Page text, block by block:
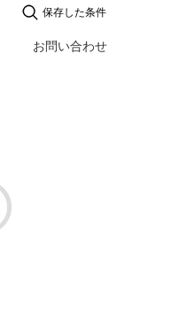
保存した条件
お問い合わせ